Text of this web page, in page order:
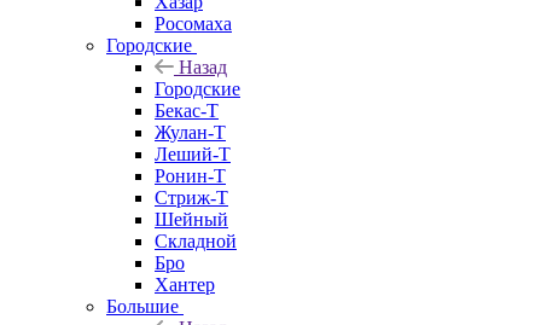
Росомаха
Городские
Назад
Городские
Бекас-Т
Жулан-Т
Леший-Т
Ронин-Т
Стриж-Т
Шейный
Складной
Бро
Хантер
Большие